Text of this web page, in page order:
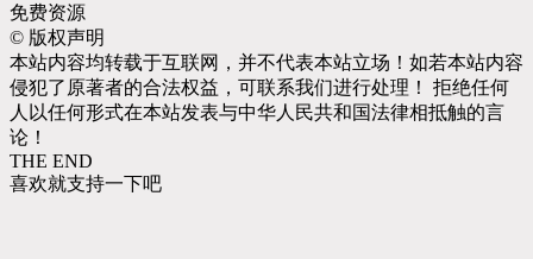
免费资源
© 版权声明
本站内容均转载于互联网，并不代表本站立场！如若本站内容
侵犯了原著者的合法权益，可联系我们进行处理！ 拒绝任何
人以任何形式在本站发表与中华人民共和国法律相抵触的言
论！
THE END
喜欢就支持一下吧